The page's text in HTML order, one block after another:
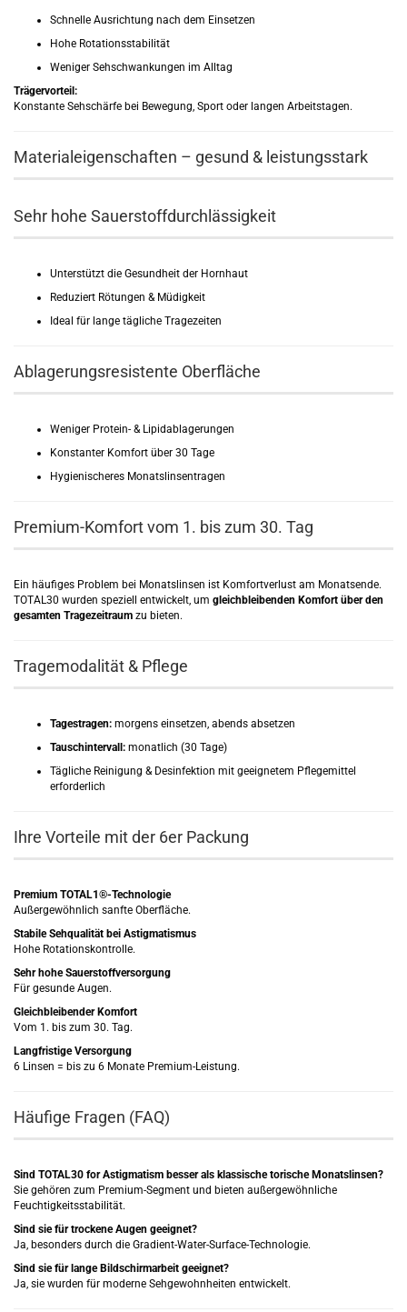
Schnelle Ausrichtung nach dem Einsetzen
Hohe Rotationsstabilität
Weniger Sehschwankungen im Alltag
Trägervorteil:
Konstante Sehschärfe bei Bewegung, Sport oder langen Arbeitstagen.
Materialeigenschaften – gesund & leistungsstark
Sehr hohe Sauerstoffdurchlässigkeit
Unterstützt die Gesundheit der Hornhaut
Reduziert Rötungen & Müdigkeit
Ideal für lange tägliche Tragezeiten
Ablagerungsresistente Oberfläche
Weniger Protein- & Lipidablagerungen
Konstanter Komfort über 30 Tage
Hygienischeres Monatslinsentragen
Premium-Komfort vom 1. bis zum 30. Tag
Ein häufiges Problem bei Monatslinsen ist Komfortverlust am Monatsende.
TOTAL30 wurden speziell entwickelt, um gleichbleibenden Komfort über den
gesamten Tragezeitraum zu bieten.
Tragemodalität & Pflege
Tagestragen: morgens einsetzen, abends absetzen
Tauschintervall: monatlich (30 Tage)
Tägliche Reinigung & Desinfektion mit geeignetem Pflegemittel
erforderlich
Ihre Vorteile mit der 6er Packung
Premium TOTAL1®-Technologie
Außergewöhnlich sanfte Oberfläche.
Stabile Sehqualität bei Astigmatismus
Hohe Rotationskontrolle.
Sehr hohe Sauerstoffversorgung
Für gesunde Augen.
Gleichbleibender Komfort
Vom 1. bis zum 30. Tag.
Langfristige Versorgung
6 Linsen = bis zu 6 Monate Premium-Leistung.
Häufige Fragen (FAQ)
Sind TOTAL30 for Astigmatism besser als klassische torische Monatslinsen?
Sie gehören zum Premium-Segment und bieten außergewöhnliche
Feuchtigkeitsstabilität.
Sind sie für trockene Augen geeignet?
Ja, besonders durch die Gradient-Water-Surface-Technologie.
Sind sie für lange Bildschirmarbeit geeignet?
Ja, sie wurden für moderne Sehgewohnheiten entwickelt.